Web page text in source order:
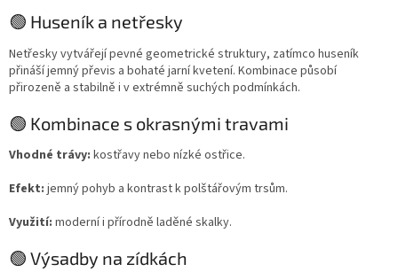
🟢 Huseník a netřesky
Netřesky vytvářejí pevné geometrické struktury, zatímco huseník
přináší jemný převis a bohaté jarní kvetení. Kombinace působí
přirozeně a stabilně i v extrémně suchých podmínkách.
🟢 Kombinace s okrasnými travami
Vhodné trávy: kostřavy nebo nízké ostřice.
Efekt: jemný pohyb a kontrast k polštářovým trsům.
Využití: moderní i přírodně laděné skalky.
🟢 Výsadby na zídkách